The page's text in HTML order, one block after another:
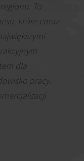
To
które coraz
dla
pracy.